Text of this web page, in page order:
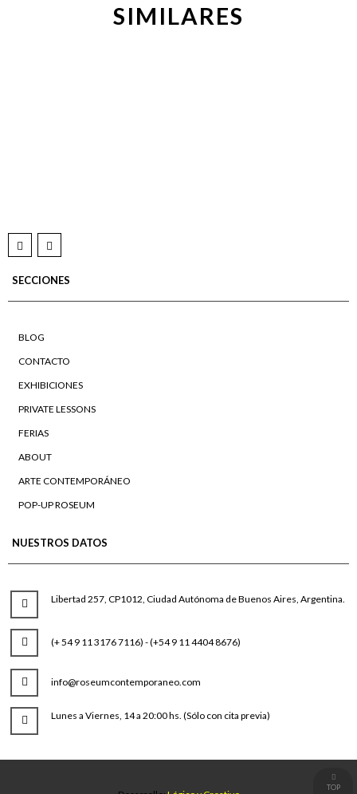
SIMILARES
TOP
SECCIONES
BLOG
CONTACTO
EXHIBICIONES
PRIVATE LESSONS
FERIAS
ABOUT
ARTE CONTEMPORÁNEO
POP-UP ROSEUM
NUESTROS DATOS
Libertad 257, CP1012, Ciudad Autónoma de Buenos Aires, Argentina.
(+ 54 9 11 3176 7116) - (+54 9 11 4404 8676)
info@roseumcontemporaneo.com
Lunes a Viernes, 14 a 20:00 hs. (Sólo con cita previa)